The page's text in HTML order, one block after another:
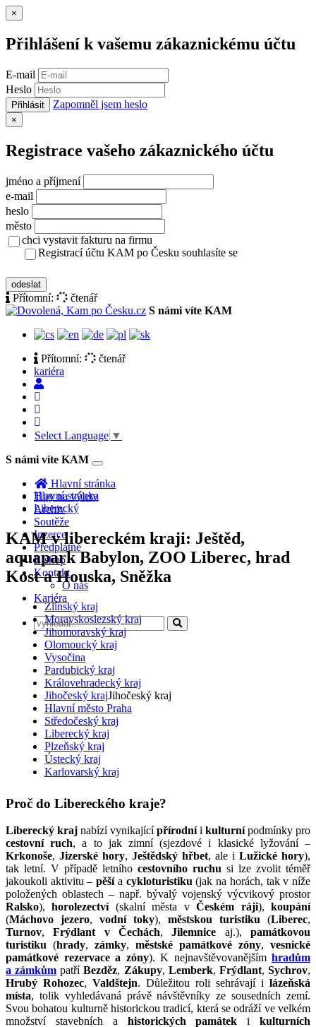
×
Přihlášení k vašemu zákaznickému účtu
E-mail
Heslo
Přihlásit Zapomněl jsem heslo
×
Registrace vašeho zákaznického účtu
jméno a příjmení
e-mail
heslo
město
chci vystavit fakturu na firmu
Registrací účtu KAM po Česku souhlasíte se
odeslat
Přítomní:
čtenář
S námi víte KAM
Přítomní:
čtenář
kariéra
Select Language ▼
S námi víte KAM
Toggle
navigation
Hlavní stránka
Tipy na výlety
Archiv
Soutěže
Inzerce
Předplatné
E-shop
Kontakt
O nás
Kariéra
Hlavní stránka
Liberecký
KAM v libereckém kraji: Ještěd,
aquapark Babylon, ZOO Liberec, hrad
Kost a Houska, Sněžka
Zlínský kraj
Moravskoslezský kraj
Jihomoravský kraj
Olomoucký kraj
Vysočina
Pardubický kraj
Královehradecký kraj
Jihočeský krajJihočeský kraj
Hlavní město Praha
Středočeský kraj
Liberecký kraj
Plzeňský kraj
Ústecký kraj
Karlovarský kraj
Proč do Libereckého kraje?
Liberecký kraj nabízí vynikající přírodníi kulturnípodmínky pro
cestovní ruch, a to jak zimní (sjezdové i klasické lyžování –
Krkonoše, Jizerské hory, Ještědský hřbet, ale i Lužické hory),
tak letní. V případě letního cestovního ruchu si lze zvolit téměř
jakoukoli aktivitu –pěšía cykloturistiku(jak na horách, tak v níže
položených oblastech – např. bývalý vojenský výcvikový prostor
Ralsko),horolezectví(skalní města vČeském ráji),koupání
(Máchovo jezero, vodní toky), městskou turistiku (Liberec,
Turnov,Frýdlant v Čechách,Jilemnice aj.),památkovou
turistiku (hrady, zámky, městské památkové zóny, vesnické
památkové rezervace a zóny). K nejnavštěvovanějším hradům
a zámkům patříBezděz, Zákupy, Lemberk, Frýdlant,Sychrov,
Hrubý Rohozec, Valdštejn. Důležitou roli sehrávají i lázeňská
místa, tolik vyhledávaná právě návštěvníky ze sousedních zemí.
Svou bohatou kulturně historickou tradicí, která se odráží ve velkém
množství stavebních a historických památek ikulturních